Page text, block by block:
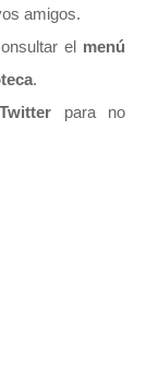
amigos.
el menú
.
Twitter para no